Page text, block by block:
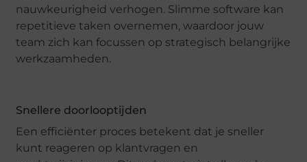
nauwkeurigheid verhogen. Slimme software kan
repetitieve taken overnemen, waardoor jouw
team zich kan focussen op strategisch belangrijke
werkzaamheden.
Snellere doorlooptijden
Een efficiënter proces betekent dat je sneller
kunt reageren op klantvragen en